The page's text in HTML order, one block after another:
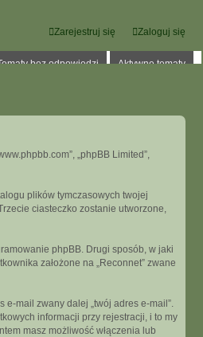
Zaloguj się
Zarejestruj się
bez odpowiedzi Aktywne tematy
„phpBB Limited”,
plików tymczasowych twojej
ciasteczko zostanie utworzone,
phpBB. Drugi sposób, w jaki
założone na „Reconnet” zwane
e-mail zwany dalej „twój adres e-mail”.
informacji przy rejestracji, i to my
masz możliwość włączenia lub